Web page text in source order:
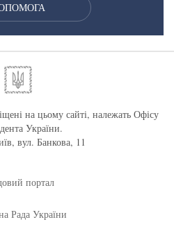
на цьому сайті, належать Офісу
України.
вул. Банкова, 11
портал
Рада України